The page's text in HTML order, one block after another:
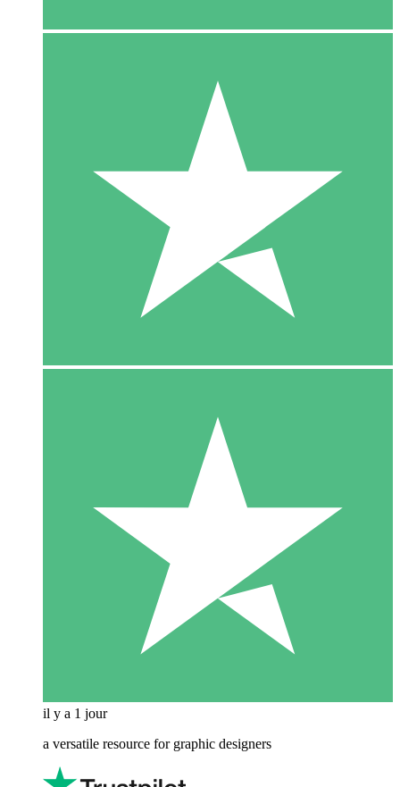
il y a 1 jour
a versatile resource for graphic designers